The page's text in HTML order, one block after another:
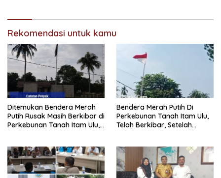
Rekomendasi untuk kamu
Ditemukan Bendera Merah
Putih Rusak Masih Berkibar di
Perkebunan Tanah Itam Ulu,
Bendera Merah Putih Di
Perkebunan Tanah Itam Ulu,
Telah Berkibar, Setelah